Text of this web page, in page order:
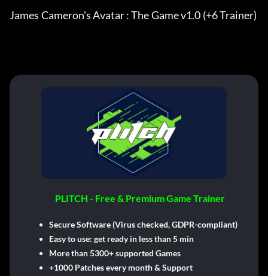
PLITCH - Free & Premium Game Trainer
Secure Software (Virus checked, GDPR-compliant)
Easy to use: get ready in less than 5 min
More than 5300+ supported Games
+1000 Patches every month & Support